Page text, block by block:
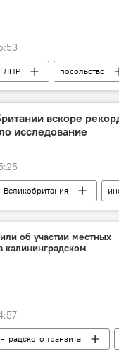
ЛНР
посольство
Россия
вскоре
исследование
Великобритания
об участии местных
калининградском
транзита